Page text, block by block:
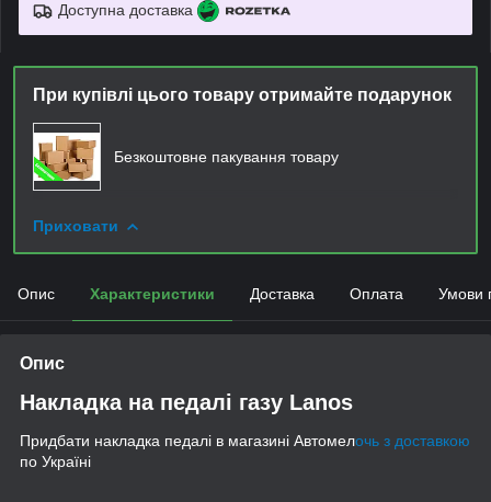
Доступна доставка
При купівлі цього товару отримайте подарунок
Безкоштовне пакування товару
Приховати
Опис Характеристики Доставка Оплата Умови
Опис
Накладка на педалі газу Lanos
Придбати накладка педалі в магазині Автомелочь з доставкою
по Україні